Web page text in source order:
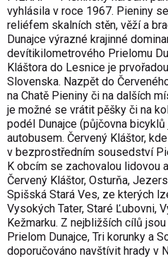
vyhlásila v roce 1967. Pieniny
reliéfem skalních stěn, věží a
Dunajce výrazné krajinné
devítikilometrového Prielomu
Kláštora do Lesnice je
Slovenska. Nazpět do
na Chatě Pieniny či na dalších
je možné se vrátit pěšky či na
podél Dunajce (půjčovna
autobusem. Červený Kláštor,
v bezprostředním sousedství
K obcím se zachovalou lidovou
Červený Kláštor, Osturňa,
Spišská Stará Ves, ze kterých
Vysokých Tater, Staré Ľubovni,
Kežmarku. Z nejbližších cílů
Prielom Dunajce, Tri korunky a
doporučováno navštívit hrady v